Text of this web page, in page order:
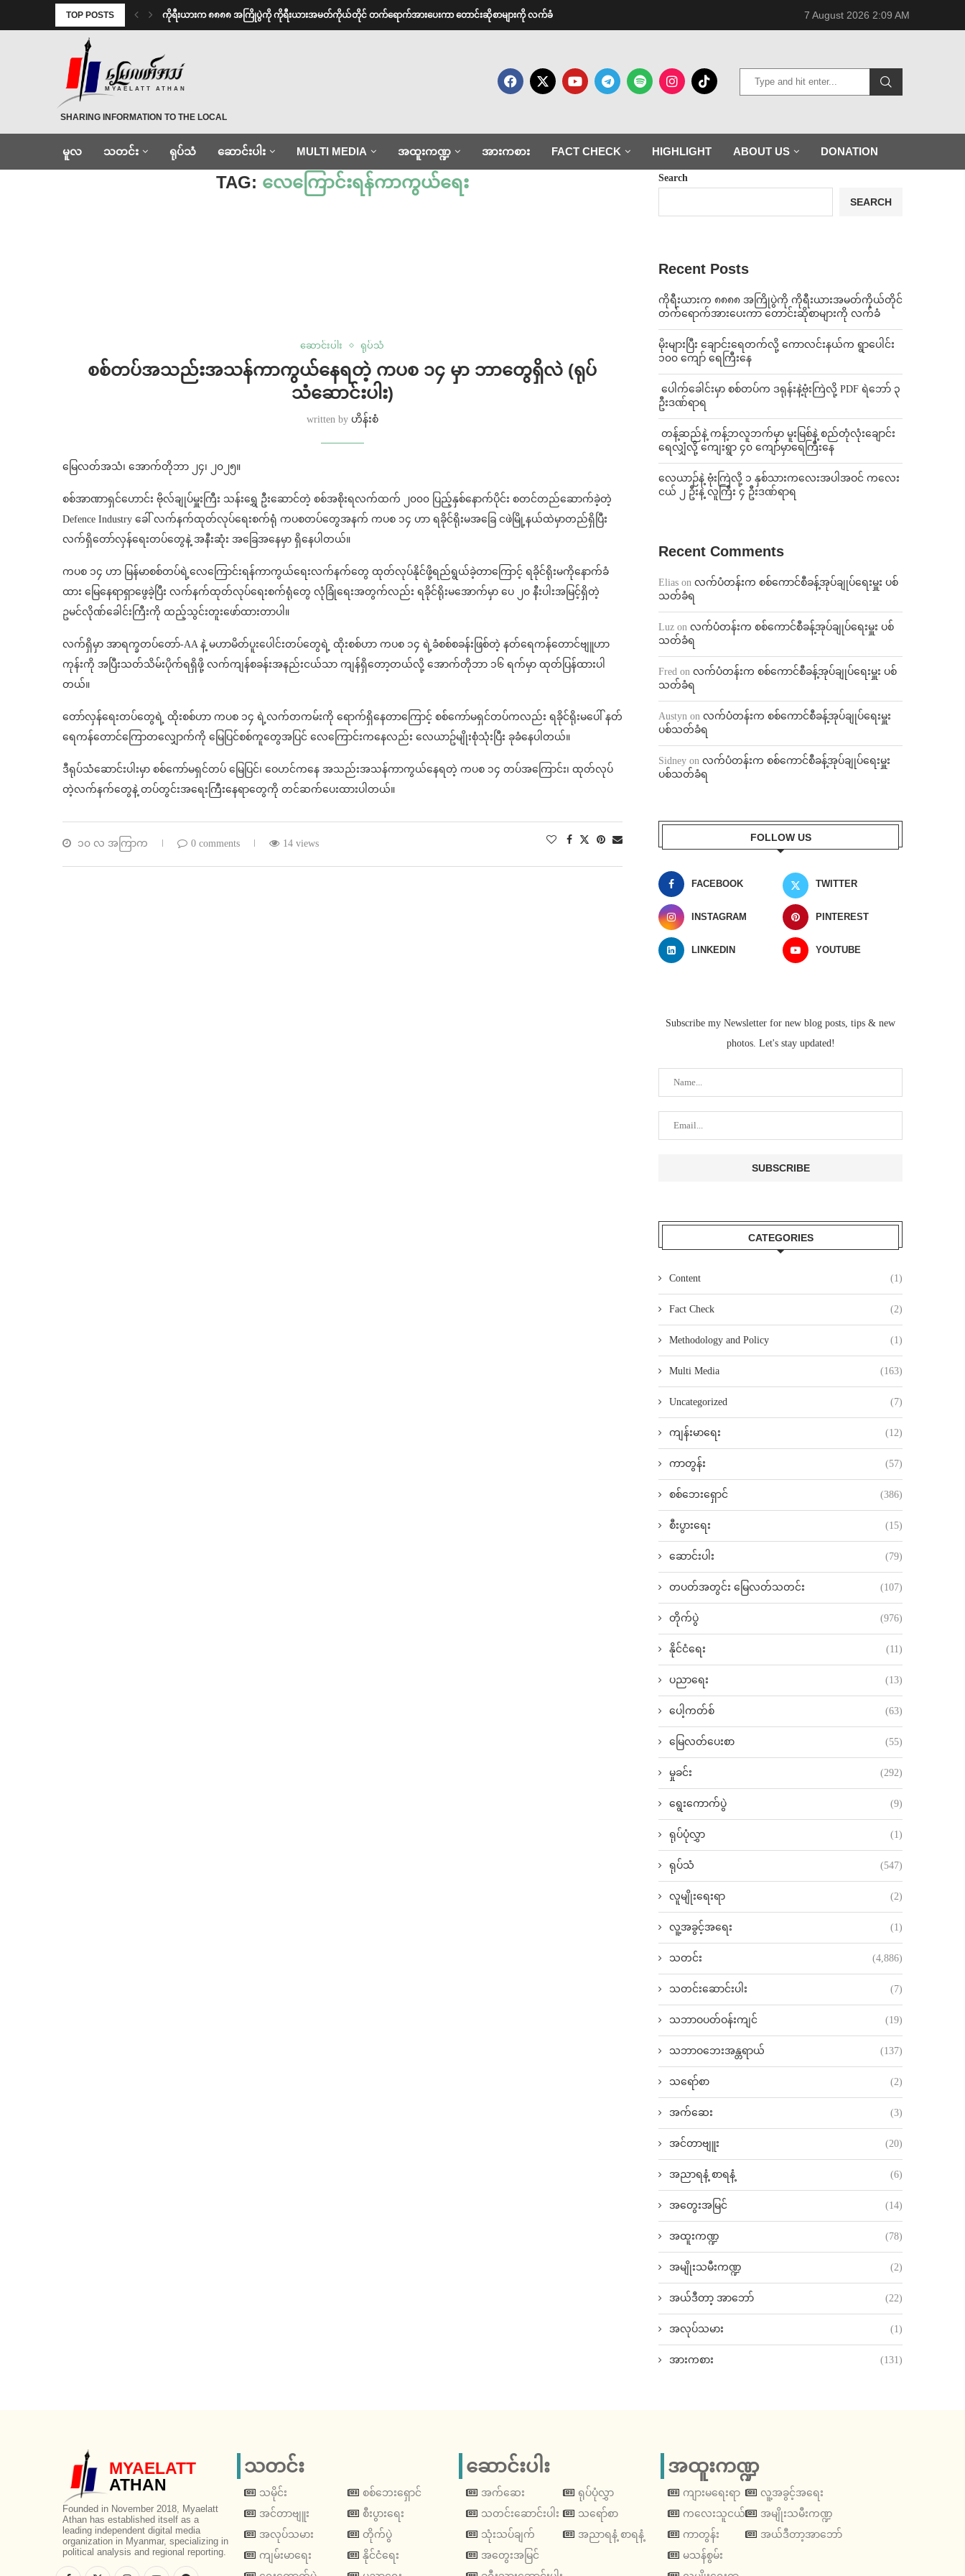
TOP POSTS ကိုရီးယားက ၈၈၈၈ အကြိုပွဲကို ကိုရီးယားအမတ်ကိုယ်တိုင် တက်ရောက်အားပေးကာ တောင်းဆိုစာများကို လက်ခံ 7 August 2026 2:09 AM
MYAELATT ATHAN
SHARING INFORMATION TO THE LOCAL
မူလ သတင်း ရုပ်သံ ဆောင်းပါး MULTI MEDIA အထူးကဏ္ဍ အားကစား FACT CHECK HIGHLIGHT ABOUT US DONATION
Home လေကြောင်းရန်ကာကွယ်ရေး
TAG: လေကြောင်းရန်ကာကွယ်ရေး
ဆောင်းပါး ရုပ်သံ
⁨⁨စစ်တပ်အသည်းအသန်ကာကွယ်နေရတဲ့ ကပစ ၁၄ မှာ ဘာတွေရှိလဲ (ရုပ်
သံဆောင်းပါး)
written by ဟိန်းစံ
မြေလတ်အသံ၊ အောက်တိုဘာ ၂၄၊ ၂၀၂၅။
စစ်အာဏာရှင်ဟောင်း ဗိုလ်ချုပ်မှူးကြီး သန်းရွှေ ဦးဆောင်တဲ့ စစ်အစိုးရလက်ထက် ၂၀၀၀ ပြည့်နှစ်နောက်ပိုင်း စတင်တည်ဆောက်ခဲ့တဲ့
Defence Industry ခေါ် လက်နက်ထုတ်လုပ်ရေးစက်ရုံ ကပစတပ်တွေအနက် ကပစ ၁၄ ဟာ ရခိုင်ရိုးမအခြေ ငဖဲမြို့နယ်ထဲမှာတည်ရှိပြီး
လက်ရှိတော်လှန်ရေးတပ်တွေနဲ့ အနီးဆုံး အခြေအနေမှာ ရှိနေပါတယ်။
ကပစ ၁၄ ဟာ မြန်မာစစ်တပ်ရဲ့လေကြောင်းရန်ကာကွယ်ရေးလက်နက်တွေ ထုတ်လုပ်နိုင်ဖို့ရည်ရွယ်ခဲ့တာကြောင့် ရခိုင်ရိုးမကိုနောက်ခံ
ထား မြေနေရာရှာဖွေခဲ့ပြီး လက်နက်ထုတ်လုပ်ရေးစက်ရုံတွေ လုံခြုံရေးအတွက်လည်း ရခိုင်ရိုးမအောက်မှာ ပေ ၂၀ နီးပါးအမြင့်ရှိတဲ့
ဥမင်လိုဏ်ခေါင်းကြီးကို ထည့်သွင်းတူးဖော်ထားတာပါ။
လက်ရှိမှာ အာရက္ခတပ်တော်-AA နဲ့ မဟာမိတ်ပူးပေါင်းတပ်တွေရဲ့ ထိုးစစ်ဟာ ကပစ ၁၄ ရဲ့ခံစစ်စခန်းဖြစ်တဲ့ နတ်ရေကန်တောင်ဗျူဟာ
ကုန်းကို အပြီးသတ်သိမ်းပိုက်ရရှိဖို့ လက်ကျန်စခန်းအနည်းငယ်သာ ကျန်ရှိတော့တယ်လို့ အောက်တိုဘာ ၁၆ ရက်မှာ ထုတ်ပြန်ထားပါ
တယ်။
တော်လှန်ရေးတပ်တွေရဲ့ ထိုးစစ်ဟာ ကပစ ၁၄ ရဲ့လက်တကမ်းကို ရောက်ရှိနေတာကြောင့် စစ်ကော်မရှင်တပ်ကလည်း ရခိုင်ရိုးမပေါ် နတ်
ရေကန်တောင်ကြောတလျှောက်ကို မြေပြင်စစ်ကူတွေအပြင် လေကြောင်းကနေလည်း လေယာဥ်မျိုးစုံသုံးပြီး ခုခံနေပါတယ်။
ဒီရုပ်သံဆောင်းပါးမှာ စစ်ကော်မရှင်တပ် မြေပြင်၊ ဝေဟင်ကနေ အသည်းအသန်ကာကွယ်နေရတဲ့ ကပစ ၁၄ တပ်အကြောင်း၊ ထုတ်လုပ်
တဲ့လက်နက်တွေနဲ့ တပ်တွင်းအရေးကြီးနေရာတွေကို တင်ဆက်ပေးထားပါတယ်။
၁၀ လ အကြာက 0 comments 14 views
Search
SEARCH
Recent Posts
ကိုရီးယားက ၈၈၈၈ အကြိုပွဲကို ကိုရီးယားအမတ်ကိုယ်တိုင်
တက်ရောက်အားပေးကာ တောင်းဆိုစာများကို လက်ခံ
⁨မိုးများပြီး ချောင်းရေတက်လို့ ကောလင်းနယ်က ရွာပေါင်း
၁၀၀ ကျော် ရေကြီးနေ
⁩ ⁨ပေါက်ခေါင်းမှာ စစ်တပ်က ဒရုန်းနဲ့ဗုံးကြဲလို့ PDF ရဲဘော် ၃
ဦးဒဏ်ရာရ
⁩ ⁨တန့်ဆည်နဲ့ ကန့်ဘလူဘက်မှာ မူးမြစ်နဲ့ စည်တုံလုံးချောင်း
ရေလျှံလို့ ကျေးရွာ ၄၀ ကျော်မှာရေကြီးနေ
⁨လေယာဉ်နဲ့ ဗုံးကြဲလို့ ၁ နှစ်သားကလေးအပါအဝင် ကလေး
ငယ် ၂ ဦးနဲ့ လူကြီး ၄ ဦးဒဏ်ရာရ
Recent Comments
Elias on လက်ပံတန်းက စစ်ကောင်စီခန့်အုပ်ချုပ်ရေးမှူး ပစ်
သတ်ခံရ
Luz on လက်ပံတန်းက စစ်ကောင်စီခန့်အုပ်ချုပ်ရေးမှူး ပစ်
သတ်ခံရ
Fred on လက်ပံတန်းက စစ်ကောင်စီခန့်အုပ်ချုပ်ရေးမှူး ပစ်
သတ်ခံရ
Austyn on လက်ပံတန်းက စစ်ကောင်စီခန့်အုပ်ချုပ်ရေးမှူး
ပစ်သတ်ခံရ
Sidney on လက်ပံတန်းက စစ်ကောင်စီခန့်အုပ်ချုပ်ရေးမှူး
ပစ်သတ်ခံရ
FOLLOW US
FACEBOOK TWITTER
INSTAGRAM PINTEREST
LINKEDIN YOUTUBE
Subscribe my Newsletter for new blog posts, tips & new
photos. Let's stay updated!
CATEGORIES
Content (1)
Fact Check (2)
Methodology and Policy (1)
Multi Media (163)
Uncategorized (7)
ကျန်းမာရေး (12)
ကာတွန်း (57)
စစ်ဘေးရှောင် (386)
စီးပွားရေး (15)
ဆောင်းပါး (79)
တပတ်အတွင်း မြေလတ်သတင်း (107)
တိုက်ပွဲ (976)
နိုင်ငံရေး (11)
ပညာရေး (13)
ပေါ့ကတ်စ် (63)
မြေလတ်ပေးစာ (55)
မှုခင်း (292)
ရွေးကောက်ပွဲ (9)
ရုပ်ပုံလွှာ (1)
ရုပ်သံ (547)
လူမျိုးရေးရာ (2)
လူ့အခွင့်အရေး (1)
သတင်း (4,886)
သတင်းဆောင်းပါး (7)
သဘာဝပတ်ဝန်းကျင် (19)
သဘာဝဘေးအန္တရာယ် (137)
သရော်စာ (2)
အက်ဆေး (3)
အင်တာဗျူး (20)
အညာရနံ့ စာရနံ့ (6)
အတွေးအမြင် (14)
အထူးကဏ္ဍ (78)
အမျိုးသမီးကဏ္ဍ (2)
အယ်ဒီတာ့ အာဘော် (22)
အလုပ်သမား (1)
အားကစား (131)
MYAELATT
ATHAN
Founded in November 2018, Myaelatt
Athan has established itself as a
leading independent digital media
organization in Myanmar, specializing in
political analysis and regional reporting.
သတင်း
သမိုင်း
အင်တာဗျူး
အလုပ်သမား
ကျမ်းမာရေး
စစ်ဘေးရှောင်
စီးပွားရေး
တိုက်ပွဲ
နိုင်ငံရေး
ဆောင်းပါး
အက်ဆေး
သတင်းဆောင်းပါး
သုံးသပ်ချက်
အတွေးအမြင်
ရုပ်ပုံလွှာ
သရော်စာ
အညာရနံ့ စာရနံ့
အထူးကဏ္ဍ
ကျားမရေးရာ
ကလေးသူငယ်
ကာတွန်း
မသန်စွမ်း
လူ့အခွင့်အရေး
အမျိုးသမီးကဏ္ဍ
အယ်ဒီတာ့အာဘော်